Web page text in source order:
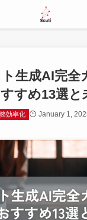
生成AI完全
すめ13選と
効率化 January 1,